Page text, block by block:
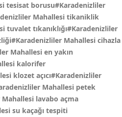
tesisat borusu#Karadenizliler
Mahallesi tikaniklik
tuvalet tıkanıklığı#Karadenizliler
Mahallesi cihazla
Mahallesi en yakın
kalorifer
klozet açıcı#Karadenizliler
Mahallesi petek
lavabo açma
su kaçağı tespiti